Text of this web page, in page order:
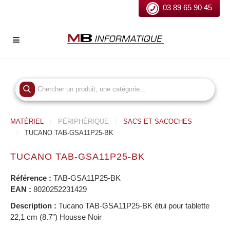
03 89 65 90 45
MATÉRIEL PÉRIPHÉRIQUE
SACS ET SACOCHES
TUCANO TAB-GSA11P25-BK
TUCANO TAB-GSA11P25-BK
Référence : TAB-GSA11P25-BK
EAN : 8020252231429
Description : Tucano TAB-GSA11P25-BK étui pour tablette
22,1 cm (8.7") Housse Noir